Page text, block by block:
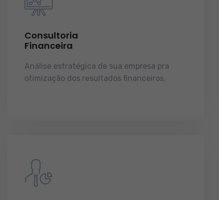
Consultoria
Financeira
Análise estratégica de sua empresa pra
otimização dos resultados financeiros.